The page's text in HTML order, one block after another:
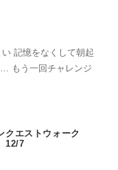
記憶をなくして朝起
もう一回チャレンジ
クエストウォーク
12/7